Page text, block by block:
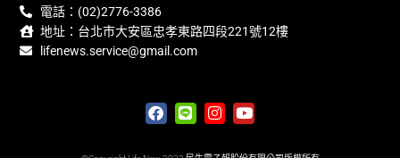
電話：(02)2776-3386
地址：台北市大安區忠孝東路四段221號12樓
lifenews.service@gmail.com